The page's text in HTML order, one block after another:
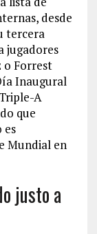
desde
tercera
jugadores
o Forrest
Inaugural
A
que
es
Mundial en
justo a